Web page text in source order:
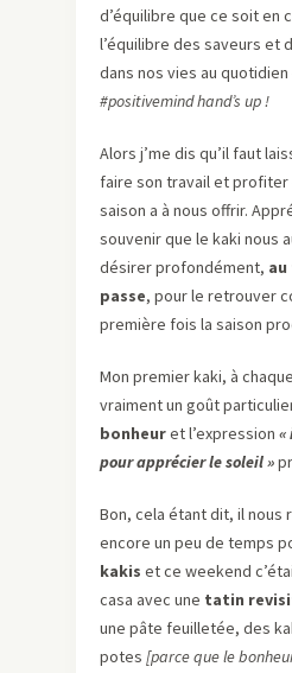
d’équilibre que ce soit en
l’équilibre des saveurs et
dans nos vies au quotidien
#positivemind hand’s up !
Alors j’me dis qu’il faut
faire son travail et profiter
saison a à nous offrir.
souvenir que le kaki nous
désirer profondément,
passe, pour le retrouver
première fois la saison
Mon premier kaki, à
vraiment un goût
bonheuret l’expression «
pour apprécier le soleil »
Bon, cela étant dit, il nous
encore un peu de temps
kakis et ce weekend
casa avec une tatin
une pâte feuilletée, des
potes [parce que le